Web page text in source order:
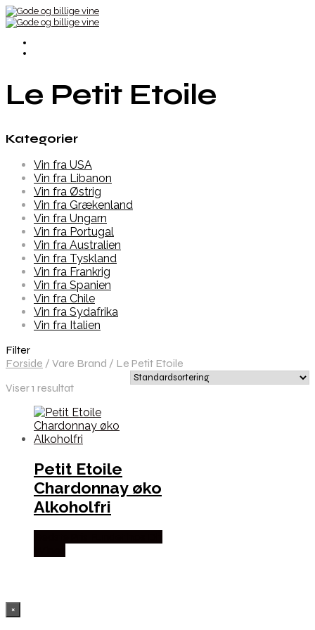
Le Petit Etoile
Kategorier
Vin fra USA
Vin fra Libanon
Vin fra Østrig
Vin fra Grækenland
Vin fra Ungarn
Vin fra Portugal
Vin fra Australien
Vin fra Tyskland
Vin fra Frankrig
Vin fra Spanien
Vin fra Chile
Vin fra Sydafrika
Vin fra Italien
Filter
Forside / Vare Brand / Le Petit Etoile
Viser 1 resultat
Petit Etoile
Chardonnay øko
Alkoholfri
×